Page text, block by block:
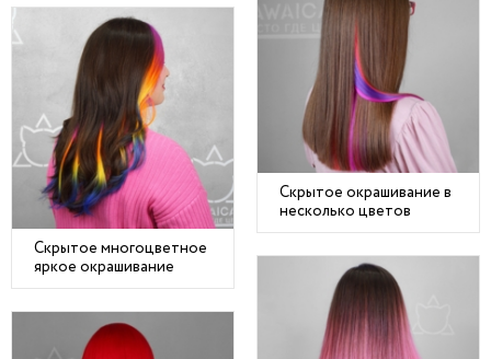
Скрытое окрашивание в
несколько цветов
Скрытое многоцветное
яркое окрашивание